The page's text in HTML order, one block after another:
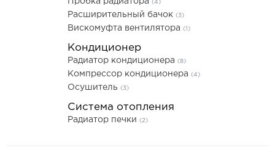
(4)
Расширительный бачок (3)
Вискомуфта вентилятора (1)
Кондиционер
Радиатор кондиционера (8)
Компрессор кондиционера (4)
Осушитель (3)
Система отопления
Радиатор печки (2)